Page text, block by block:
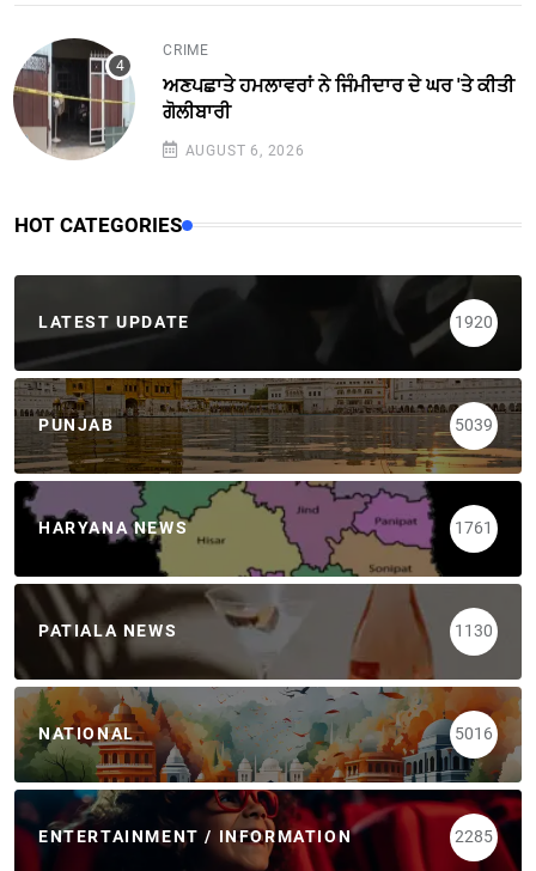
CRIME
ਅਣਪਛਾਤੇ ਹਮਲਾਵਰਾਂ ਨੇ ਜਿੰਮੀਦਾਰ ਦੇ ਘਰ 'ਤੇ ਕੀਤੀ
ਗੋਲੀਬਾਰੀ
AUGUST 6, 2026
HOT CATEGORIES
LATEST UPDATE 1920
PUNJAB 5039
HARYANA NEWS 1761
PATIALA NEWS 1130
NATIONAL 5016
ENTERTAINMENT / INFORMATION 2285